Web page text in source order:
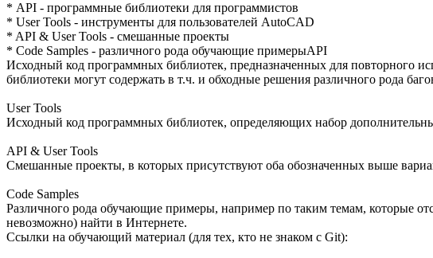
* API - программные библиотеки для программистов
* User Tools - инструменты для пользователей AutoCAD
* API & User Tools - смешанные проекты
* Code Samples - различного рода обучающие примерыAPI
Исходный код программных библиотек, предназначенных для повторного
библиотеки могут содержать в т.ч. и обходные решения различного рода
User Tools
Исходный код программных библиотек, определяющих набор
API & User Tools
Смешанные проекты, в которых присутствуют оба обозначенных выше
Code Samples
Различного рода обучающие примеры, например по таким темам, которые
невозможно) найти в Интернете.
Ссылки на обучающий материал (для тех, кто не знаком с Git):